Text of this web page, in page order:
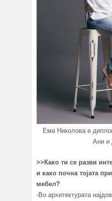
Ема Николова е
Ани и
>>Како ти се разви
и како почна тојата
мебел?
-Во архитектурата